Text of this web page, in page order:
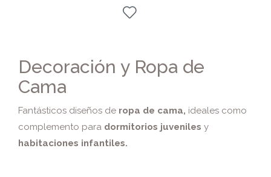
Decoración y Ropa de
Cama
Fantásticos diseños de ropa de cama, ideales como
complemento para dormitorios juveniles y
habitaciones infantiles.